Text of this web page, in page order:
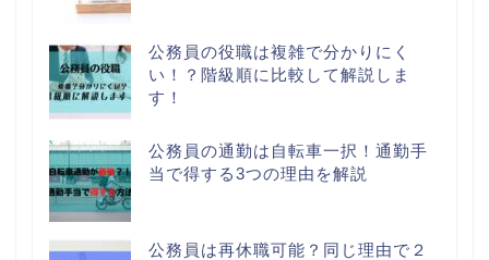
公務員の役職は複雑で分かりにく
い！？階級順に比較して解説しま
す！
公務員の通勤は自転車一択！通勤手
当で得する3つの理由を解説
公務員は再休職可能？同じ理由で２